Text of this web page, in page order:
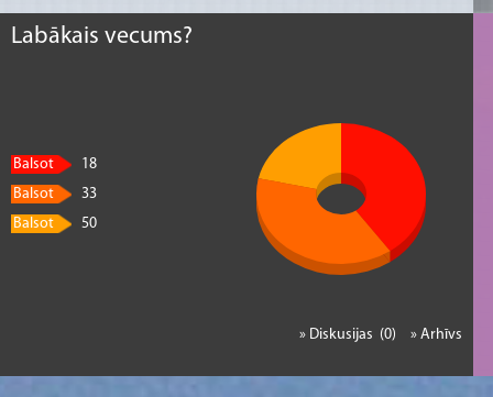
Labākais vecums?
Balsot
18
Balsot
33
Balsot
50
» Arhīvs
» Diskusijas (0)